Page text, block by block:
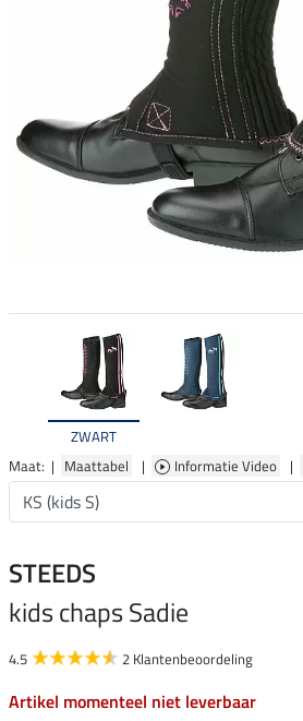
ZWART
Maat: | Maattabel | Informatie Video |
STEEDS
kids chaps Sadie
4.5 2 Klantenbeoordeling
Artikel momenteel niet leverbaar